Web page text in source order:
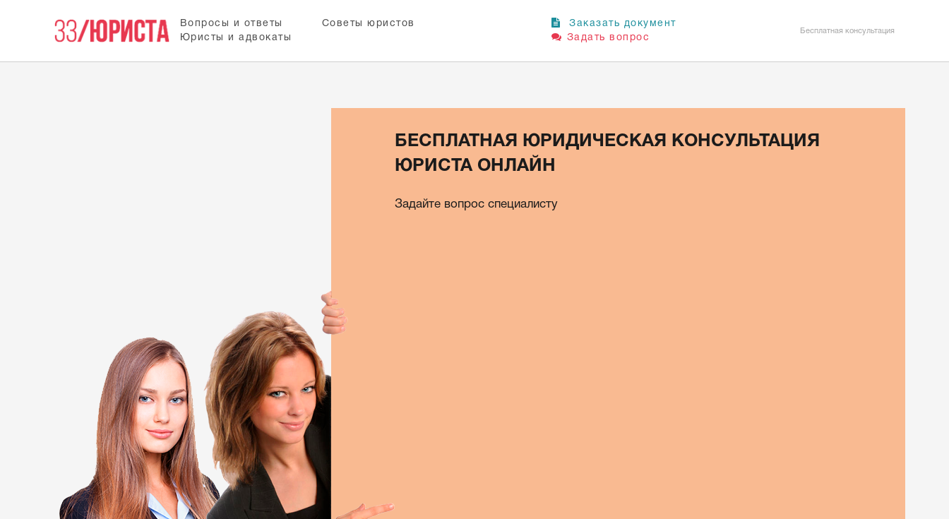
Вопросы и ответы
Советы юристов
Юристы и адвокаты
Заказать документ
Задать вопрос
Бесплатная консультация
БЕСПЛАТНАЯ ЮРИДИЧЕСКАЯ КОНСУЛЬТАЦИЯ
ЮРИСТА ОНЛАЙН
Задайте вопрос специалисту